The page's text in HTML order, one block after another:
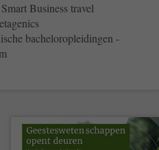
Business travel
bacheloropleidingen -